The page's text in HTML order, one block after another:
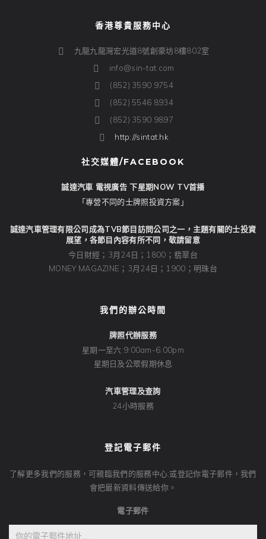
香港尊貴服務中心
九龍九龍灣宏光道8號創豪坊8樓802室
info@sin-tat.com
(852) 3590 9754
(852) 5546 8934
(852) 3590 9897
http://sintat.hk
社交媒體/FACEBOOK
誠達汽車 電視廣告 下星期NOW TV首播
「專營不同的士牌照投資方案」
誠達汽車管理有限公司成為TVB節目訪問公司之一，主題有關的士投資
展望，各節目內容有所不同，敬請留意
今日財經；3月24日；1800；翡翠台
MONEY MAGAZINE；3月24日；1900；明珠台
我們的辦公時間
牌照代辦服務
星期一至六:9:00am-6:00pm
星期日及公眾假期休息
汽車管理及查詢
24小時服務
登記電子郵件
了解更多我們的服務，可親臨我們的服務中心;或登記你電子郵件，我們
會把最新資料傳送給你。
電子郵件